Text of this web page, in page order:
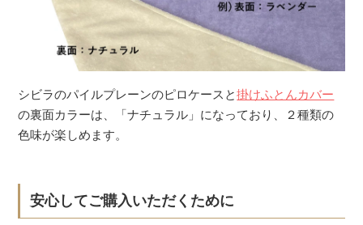
シビラのパイルプレーンのピロケースと掛けふとんカバー
の裏面カラーは、「ナチュラル」になっており、２種類の
色味が楽しめます。
安心してご購入いただくために